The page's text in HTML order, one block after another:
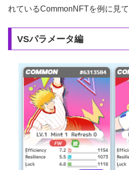
れているCommonNFTを例に見て
VSパラメータ編